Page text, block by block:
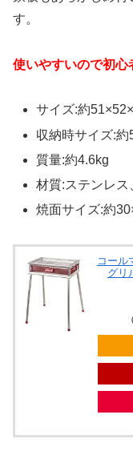
す。
使いやすいので初心
サイズ:約
収納時サイズ:
質量:約4.6kg
材質:ステンレス
焼面サイズ:約
コール
グリ